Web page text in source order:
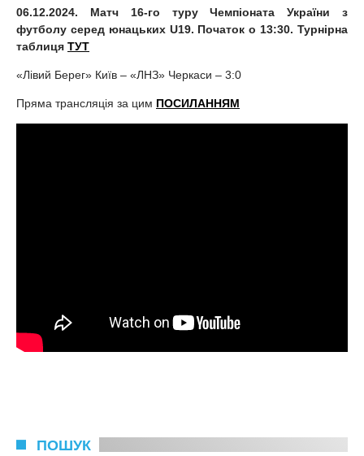
06.12.2024. Матч 16-го туруЧемпіоната України з
футболу серед юнацьких U19. Початок о 13:30. Турнірна
таблиця ТУТ
«Лівий Берег» Київ – «ЛНЗ» Черкаси – 3:0
Пряма трансляція за цим ПОСИЛАННЯМ
ПОШУК